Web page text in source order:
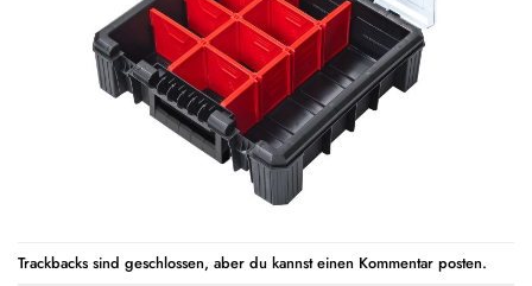
Trackbacks sind geschlossen, aber du kannst einen Kommentar posten.